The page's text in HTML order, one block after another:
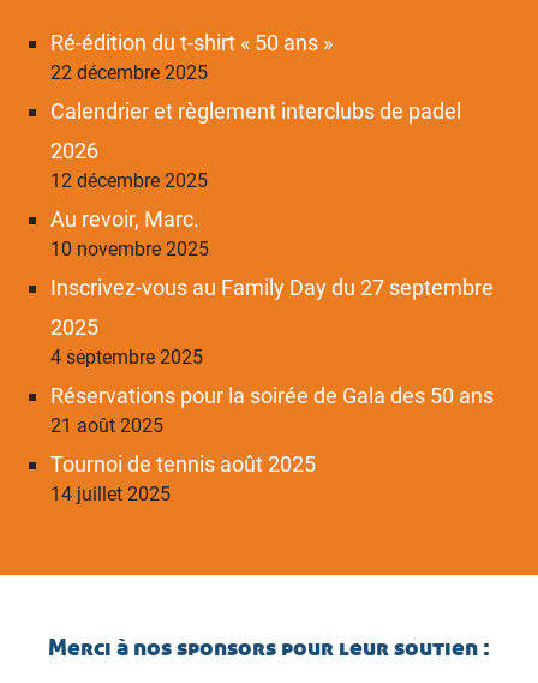
Ré-édition du t-shirt « 50 ans »
22 décembre 2025
Calendrier et règlement interclubs de padel
2026
12 décembre 2025
Au revoir, Marc.
10 novembre 2025
Inscrivez-vous au Family Day du 27 septembre
2025
4 septembre 2025
Réservations pour la soirée de Gala des 50 ans
21 août 2025
Tournoi de tennis août 2025
14 juillet 2025
Merci à nos sponsors pour leur soutien :